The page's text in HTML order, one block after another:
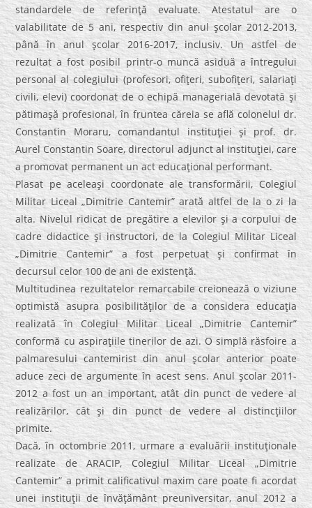
standardele de referinţă evaluate. Atestatul are o
valabilitate de 5 ani, respectiv din anul şcolar 2012-2013,
până în anul şcolar 2016-2017, inclusiv. Un astfel de
rezultat a fost posibil printr-o muncă asiduă a întregului
personal al colegiului (profesori, ofiţeri, subofiţeri, salariaţi
civili, elevi) coordonat de o echipă managerială devotată şi
pătimaşă profesional, în fruntea căreia se află colonelul dr.
Constantin Moraru, comandantul instituţiei şi prof. dr.
Aurel Constantin Soare, directorul adjunct al instituţiei, care
a promovat permanent un act educaţional performant.
Plasat pe aceleaşi coordonate ale transformării, Colegiul
Militar Liceal „Dimitrie Cantemir” arată altfel de la o zi la
alta. Nivelul ridicat de pregătire a elevilor şi a corpului de
cadre didactice şi instructori, de la Colegiul Militar Liceal
„Dimitrie Cantemir” a fost perpetuat şi confirmat în
decursul celor 100 de ani de existenţă.
Multitudinea rezultatelor remarcabile creionează o viziune
optimistă asupra posibilităţilor de a considera educaţia
realizată în Colegiul Militar Liceal „Dimitrie Cantemir”
conformă cu aspiraţiile tinerilor de azi. O simplă răsfoire a
palmaresului cantemirist din anul şcolar anterior poate
aduce zeci de argumente în acest sens. Anul şcolar 2011-
2012 a fost un an important, atât din punct de vedere al
realizărilor, cât şi din punct de vedere al distincţiilor
primite.
Dacă, în octombrie 2011, urmare a evaluării instituţionale
realizate de ARACIP, Colegiul Militar Liceal „Dimitrie
Cantemir” a primit calificativul maxim care poate fi acordat
unei instituţii de învăţământ preuniversitar, anul 2012 a